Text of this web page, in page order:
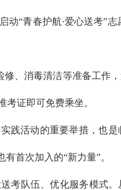
“青春护航·爱心送考”
、消毒清洁等准备工
证即可免费乘坐。
践活动的重要举措，也
首次加入的“新力量”。
考队伍、优化服务模式